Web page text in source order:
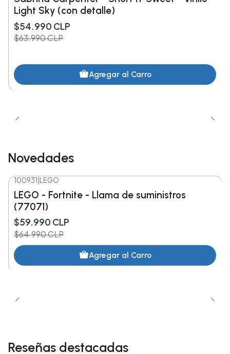
Light Sky (con detalle)
$54.990 CLP
$63.990 CLP
Agregar al Carro
Novedades
-8%DESC.
Nuevo
100931 LEGO
LEGO - Fortnite - Llama de suministros
(77071)
$59.990 CLP
$64.990 CLP
Agregar al Carro
Reseñas destacadas